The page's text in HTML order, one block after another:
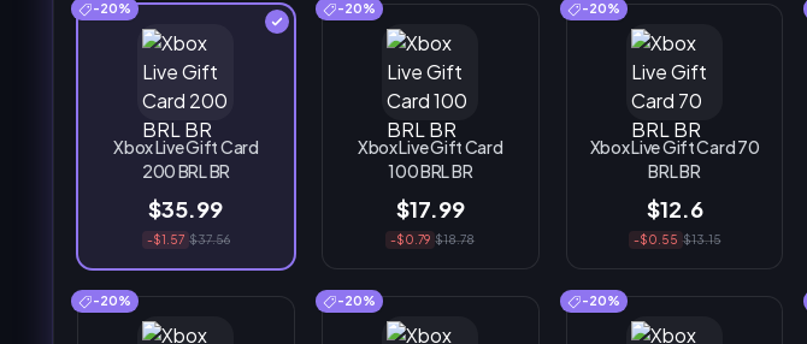
-20%
Xbox Live Gift Card
200 BRL BR
$35.99
-$1.57 $37.56
-20%
Xbox Live Gift Card
100 BRL BR
$17.99
-$0.79 $18.78
-20%
Xbox Live Gift Card 70
BRL BR
$12.6
-$0.55 $13.15
-20% -20% -20%